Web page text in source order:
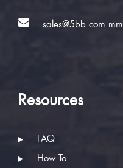
sales@5bb.com.mm
Resources
FAQ
How To